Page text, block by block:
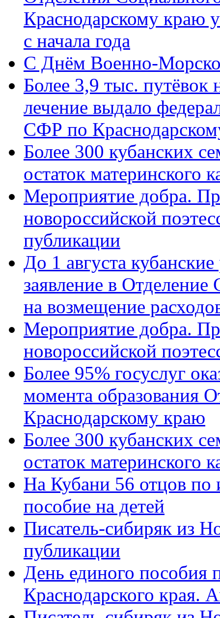
Краснодарскому краю
с начала года
C Днём Военно-
Более 3,9 тыс. путёвок
лечение выдало
СФР по
Более 300 кубанских
остаток материнского
Мероприятие добра.
новороссийской
публикации
До 1 августа
заявление в
на возмещение
Мероприятие добра.
новороссийской
Более 95% госуслуг
момента образования
Краснодарскому краю
Более 300 кубанских
остаток материнского
На Кубани 56 отцов по
пособие на детей
Писатель-сибиряк из
публикации
День единого пособия
Краснодарского края.